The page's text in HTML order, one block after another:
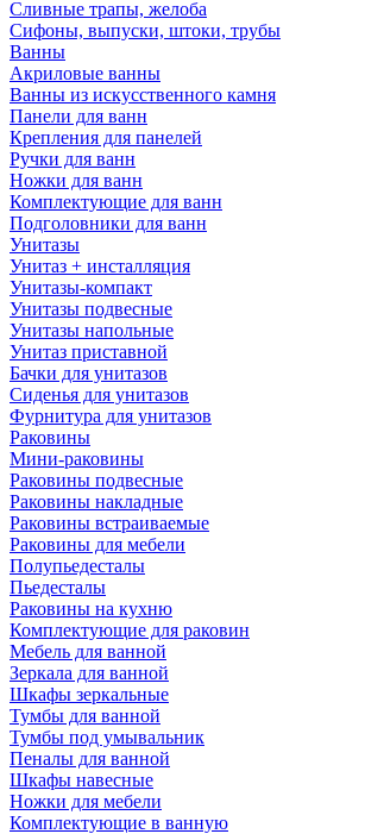
Сливные трапы, желоба
Сифоны, выпуски, штоки, трубы
Ванны
Акриловые ванны
Ванны из искусственного камня
Панели для ванн
Крепления для панелей
Ручки для ванн
Ножки для ванн
Комплектующие для ванн
Подголовники для ванн
Унитазы
Унитаз + инсталляция
Унитазы-компакт
Унитазы подвесные
Унитазы напольные
Унитаз приставной
Бачки для унитазов
Сиденья для унитазов
Фурнитура для унитазов
Раковины
Мини-раковины
Раковины подвесные
Раковины накладные
Раковины встраиваемые
Раковины для мебели
Полупьедесталы
Пьедесталы
Раковины на кухню
Комплектующие для раковин
Мебель для ванной
Зеркала для ванной
Шкафы зеркальные
Тумбы для ванной
Тумбы под умывальник
Пеналы для ванной
Шкафы навесные
Ножки для мебели
Комплектующие в ванную